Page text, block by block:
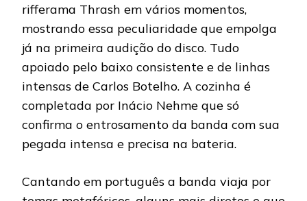
rifferama Thrash em vários momentos,
mostrando essa peculiaridade que empolga
já na primeira audição do disco. Tudo
apoiado pelo baixo consistente e de linhas
intensas de Carlos Botelho. A cozinha é
completada por Inácio Nehme que só
confirma o entrosamento da banda com sua
pegada intensa e precisa na bateria.
Cantando em português a banda viaja por